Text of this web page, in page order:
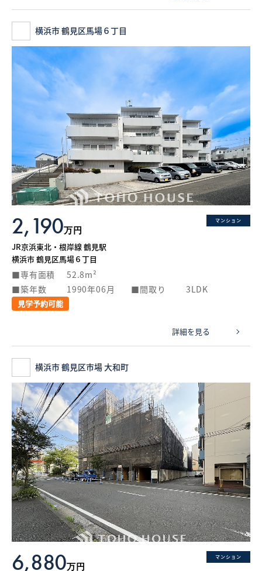
横浜市 鶴見区馬場６丁目
マンション
2,190万円
JR京浜東北・根岸線 鶴見駅
横浜市 鶴見区馬場６丁目
専有面積
52.8m²
築年数
1990年06月 間取り 3LDK
見学予約可能
詳細を見る
横浜市 鶴見区市場 大和町
マンション
6,880万円